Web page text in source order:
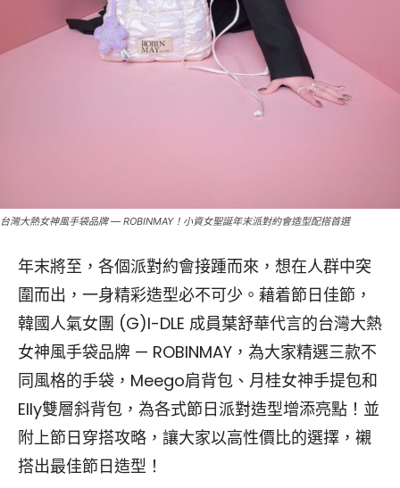
台灣大熱女神風手袋品牌 — ROBINMAY！小資女聖誕年末派對約會造型配搭首選
年末將至，各個派對約會接踵而來，想在人群中突
圍而出，一身精彩造型必不可少。藉着節日佳節，
韓國人氣女團 (G)I-DLE 成員葉舒華代言的台灣大熱
女神風手袋品牌 — ROBINMAY，為大家精選三款不
同風格的手袋，Meego肩背包、月桂女神手提包和
Elly雙層斜背包，為各式節日派對造型增添亮點！並
附上節日穿搭攻略，讓大家以高性價比的選擇，襯
搭出最佳節日造型！